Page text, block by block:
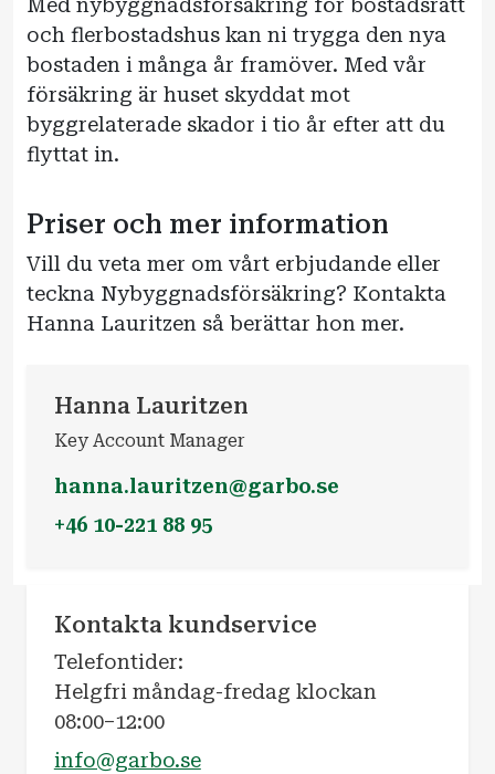
Med nybyggnadsförsäkring för bostadsrätt
och flerbostadshus kan ni trygga den nya
bostaden i många år framöver. Med vår
försäkring är huset skyddat mot
byggrelaterade skador i tio år efter att du
flyttat in.
Priser och mer information
Vill du veta mer om vårt erbjudande eller
teckna Nybyggnadsförsäkring? Kontakta
Hanna Lauritzen så berättar hon mer.
Hanna Lauritzen
Key Account Manager
hanna.lauritzen@garbo.se
+46 10-221 88 95
Kontakta kundservice
Telefontider:
Helgfri måndag-fredag klockan
08:00–12:00
info@garbo.se